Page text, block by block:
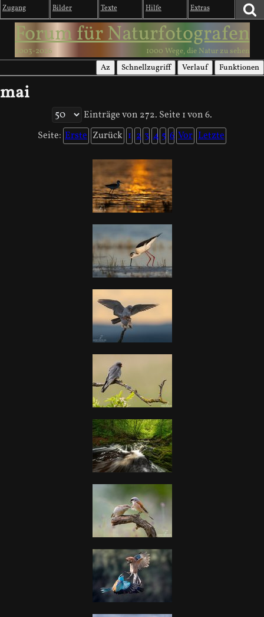
Zugang Bilder Texte Hilfe Extras
Forum für Naturfotografen
2003-2026 1000 Wege, die Natur zu sehen
Az Schnellzugriff Verlauf Funktionen
mai
Einträge von 272. Seite 1 von 6.
Seite: Erste Zurück 1 2 3 4 5 6 Vor Letzte